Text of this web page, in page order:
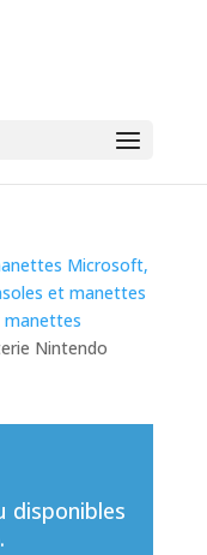
Microsoft,
et manettes
manettes
Nintendo
disponibles